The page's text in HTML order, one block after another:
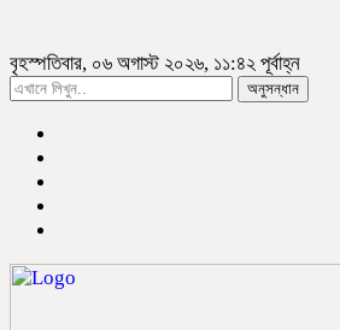
বৃহস্পতিবার, ০৬ অগাস্ট ২০২৬, ১১:৪২ পূর্বাহ্ন
অনুসন্ধান